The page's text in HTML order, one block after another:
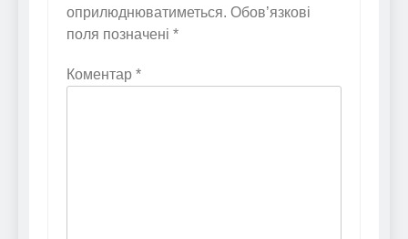
оприлюднюватиметься. Обов’язкові
поля позначені *
Коментар *